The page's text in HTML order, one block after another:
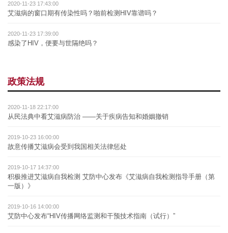
2020-11-23 17:43:00
艾滋病的窗口期有传染性吗？啪前检测HIV靠谱吗？
2020-11-23 17:39:00
感染了HIV，便要与世隔绝吗？
政策法规
2020-11-18 22:17:00
从民法典中看艾滋病防治 ——关于疾病告知和婚姻撤销
2019-10-23 16:00:00
故意传播艾滋病会受到我国相关法律惩处
2019-10-17 14:37:00
积极推进艾滋病自我检测 艾防中心发布《艾滋病自我检测指导手册（第
一版）》
2019-10-16 14:00:00
艾防中心发布“HIV传播网络监测和干预技术指南（试行）”